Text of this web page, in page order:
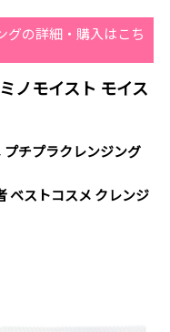
グの詳細・購入はこち
ノモイスト モイス
プチプラクレンジング
ベストコスメ クレンジ